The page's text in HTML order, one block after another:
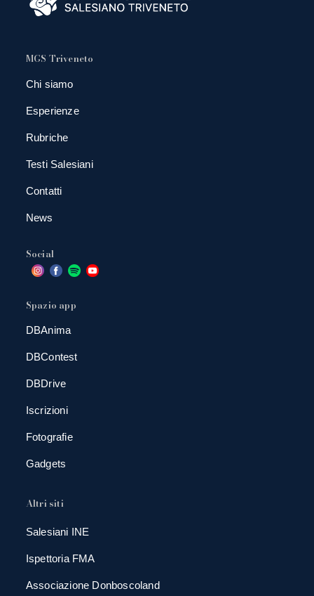
MGS Triveneto
Chi siamo
Esperienze
Rubriche
Testi Salesiani
Contatti
News
Social
Spazio app
DBAnima
DBContest
DBDrive
Iscrizioni
Fotografie
Gadgets
Altri siti
Salesiani INE
Ispettoria FMA
Associazione Donboscoland